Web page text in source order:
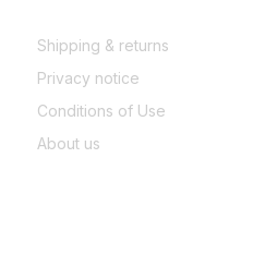
Shipping & returns
Privacy notice
Conditions of Use
About us